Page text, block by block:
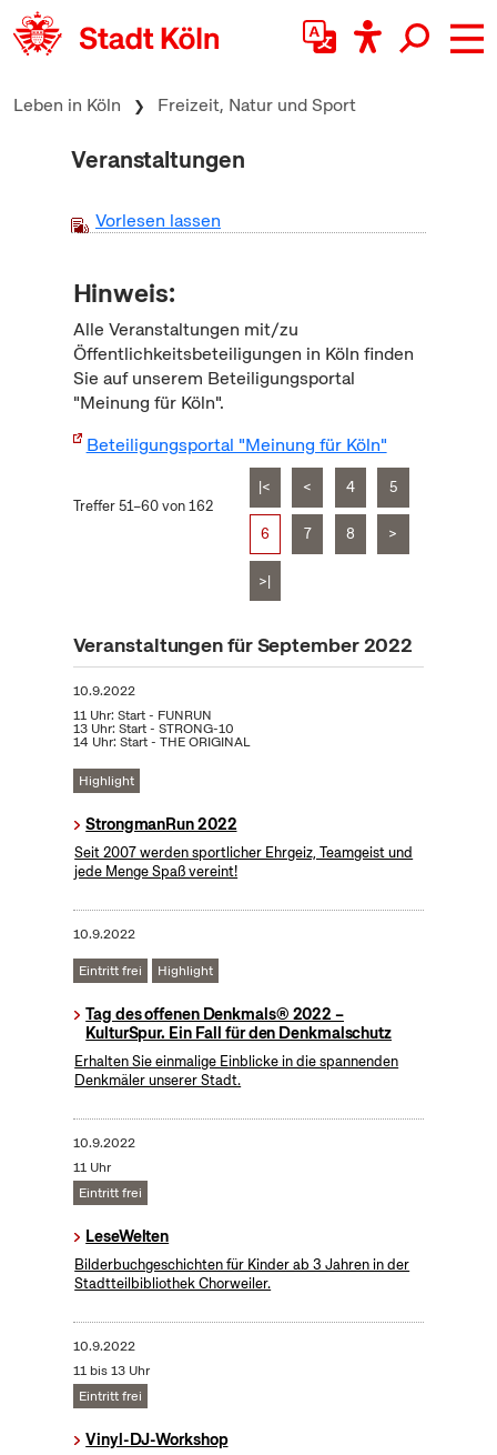
zum Inhalt springen
Leben in Köln Freizeit, Natur und Sport
Veranstaltungen
Vorlesen lassen
Hinweis:
Alle Veranstaltungen mit/zu
Öffentlichkeitsbeteiligungen in Köln finden
Sie auf unserem Beteiligungsportal
"Meinung für Köln".
Beteiligungsportal "Meinung für Köln"
Treffer 51–60 von 162
|< < 4 5
6 7 8 >
>|
Veranstaltungen für September 2022
10.9.2022
11 Uhr: Start - FUNRUN
13 Uhr: Start - STRONG-10
14 Uhr: Start - THE ORIGINAL
Highlight
StrongmanRun 2022
Seit 2007 werden sportlicher Ehrgeiz, Teamgeist und
jede Menge Spaß vereint!
10.9.2022
Eintritt frei Highlight
Tag des offenen Denkmals® 2022 –
KulturSpur. Ein Fall für den Denkmalschutz
Erhalten Sie einmalige Einblicke in die spannenden
Denkmäler unserer Stadt.
10.9.2022
11 Uhr
Eintritt frei
LeseWelten
Bilderbuchgeschichten für Kinder ab 3 Jahren in der
Stadtteilbibliothek Chorweiler.
10.9.2022
11 bis 13 Uhr
Eintritt frei
Vinyl-DJ-Workshop